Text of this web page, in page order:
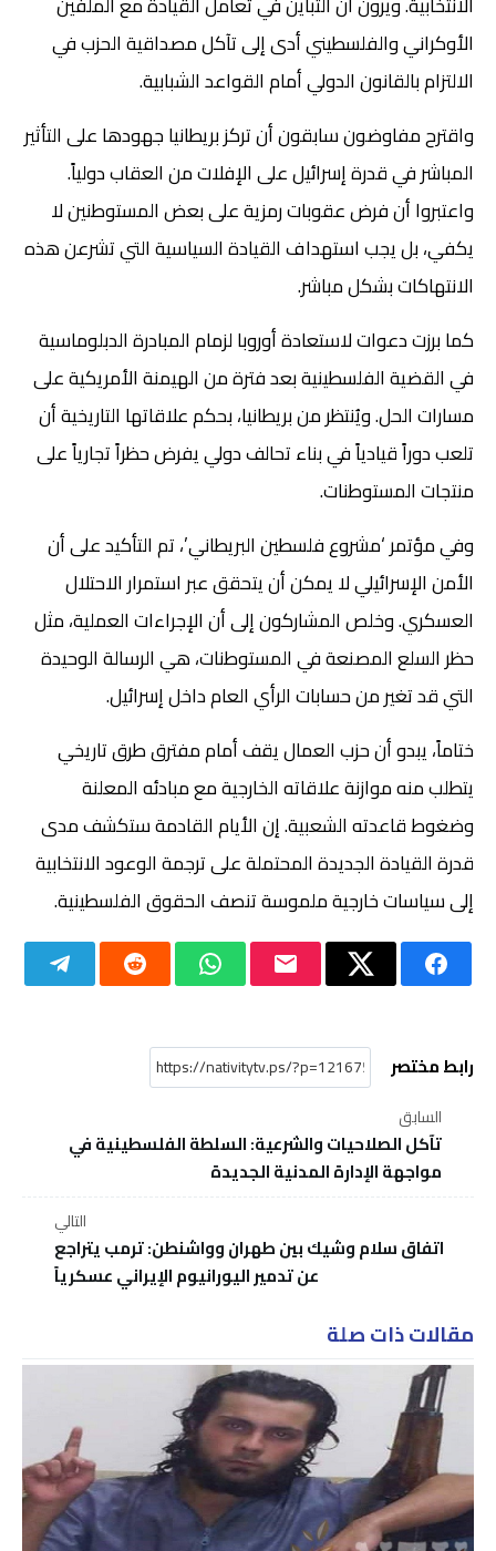
الأوكراني والفلسطيني أدى إلى تآكل مصداقية الحزب في
الالتزام بالقانون الدولي أمام القواعد الشبابية.
واقترح مفاوضون سابقون أن تركز بريطانيا جهودها على التأثير
المباشر في قدرة إسرائيل على الإفلات من العقاب دولياً.
واعتبروا أن فرض عقوبات رمزية على بعض المستوطنين لا
يكفي، بل يجب استهداف القيادة السياسية التي تشرعن هذه
الانتهاكات بشكل مباشر.
كما برزت دعوات لاستعادة أوروبا لزمام المبادرة الدبلوماسية
في القضية الفلسطينية بعد فترة من الهيمنة الأمريكية على
مسارات الحل. ويُنتظر من بريطانيا، بحكم علاقاتها التاريخية أن
تلعب دوراً قيادياً في بناء تحالف دولي يفرض حظراً تجارياً على
منتجات المستوطنات.
وفي مؤتمر ‘مشروع فلسطين البريطاني’، تم التأكيد على أن
الأمن الإسرائيلي لا يمكن أن يتحقق عبر استمرار الاحتلال
العسكري. وخلص المشاركون إلى أن الإجراءات العملية، مثل
حظر السلع المصنعة في المستوطنات، هي الرسالة الوحيدة
التي قد تغير من حسابات الرأي العام داخل إسرائيل.
ختاماً، يبدو أن حزب العمال يقف أمام مفترق طرق تاريخي
يتطلب منه موازنة علاقاته الخارجية مع مبادئه المعلنة
وضغوط قاعدته الشعبية. إن الأيام القادمة ستكشف مدى
قدرة القيادة الجديدة المحتملة على ترجمة الوعود الانتخابية
إلى سياسات خارجية ملموسة تنصف الحقوق الفلسطينية.
رابط مختصر
السابق
تآكل الصلاحيات والشرعية: السلطة الفلسطينية في
مواجهة الإدارة المدنية الجديدة
التالي
اتفاق سلام وشيك بين طهران وواشنطن: ترمب يتراجع
عن تدمير اليورانيوم الإيراني عسكرياً
مقالات ذات صلة